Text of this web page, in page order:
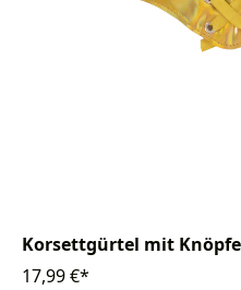
Korsettgürtel mit
17,99 €*